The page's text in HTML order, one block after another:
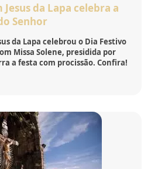
da Lapa celebra a
Senhor
da Lapa celebrou o Dia Festivo
Missa Solene, presidida por
a festa com procissão. Confira!